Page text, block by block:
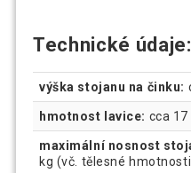
Technické údaje:
výška stojanu na činku:
hmotnost lavice: cca 17
maximální nosnost
kg (vč. tělesné